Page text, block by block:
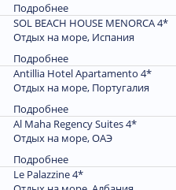
Подробнее
SOL BEACH HOUSE MENORCA 4*
Отдых на море, Испания
Подробнее
Antillia Hotel Apartamento 4*
Отдых на море, Португалия
Подробнее
Al Maha Regency Suites 4*
Отдых на море, ОАЭ
Подробнее
Le Palazzine 4*